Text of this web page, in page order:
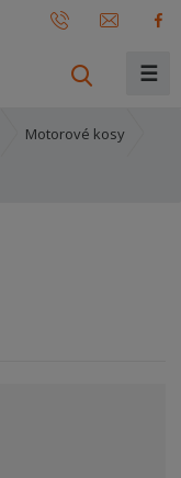
h
☰
Motorové kosy